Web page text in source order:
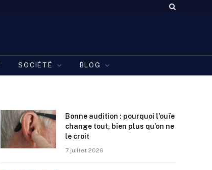
SOCIÉTÉ BLOG
Bonne audition : pourquoi l’ouïe
change tout, bien plus qu’on ne
le croit
7 juillet 2026